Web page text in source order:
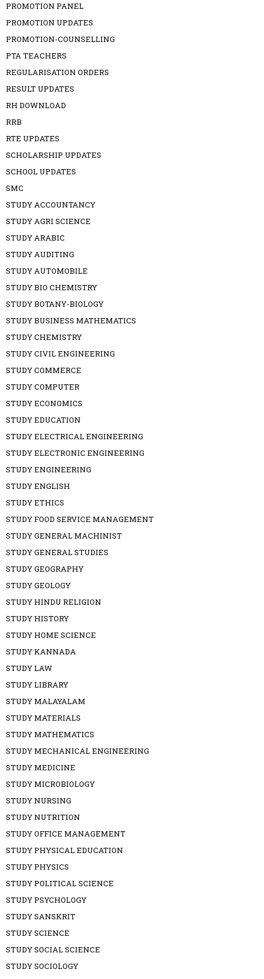
PROMOTION PANEL
PROMOTION UPDATES
PROMOTION-COUNSELLING
PTA TEACHERS
REGULARISATION ORDERS
RESULT UPDATES
RH DOWNLOAD
RRB
RTE UPDATES
SCHOLARSHIP UPDATES
SCHOOL UPDATES
SMC
STUDY ACCOUNTANCY
STUDY AGRI SCIENCE
STUDY ARABIC
STUDY AUDITING
STUDY AUTOMOBILE
STUDY BIO CHEMISTRY
STUDY BOTANY-BIOLOGY
STUDY BUSINESS MATHEMATICS
STUDY CHEMISTRY
STUDY CIVIL ENGINEERING
STUDY COMMERCE
STUDY COMPUTER
STUDY ECONOMICS
STUDY EDUCATION
STUDY ELECTRICAL ENGINEERING
STUDY ELECTRONIC ENGINEERING
STUDY ENGINEERING
STUDY ENGLISH
STUDY ETHICS
STUDY FOOD SERVICE MANAGEMENT
STUDY GENERAL MACHINIST
STUDY GENERAL STUDIES
STUDY GEOGRAPHY
STUDY GEOLOGY
STUDY HINDU RELIGION
STUDY HISTORY
STUDY HOME SCIENCE
STUDY KANNADA
STUDY LAW
STUDY LIBRARY
STUDY MALAYALAM
STUDY MATERIALS
STUDY MATHEMATICS
STUDY MECHANICAL ENGINEERING
STUDY MEDICINE
STUDY MICROBIOLOGY
STUDY NURSING
STUDY NUTRITION
STUDY OFFICE MANAGEMENT
STUDY PHYSICAL EDUCATION
STUDY PHYSICS
STUDY POLITICAL SCIENCE
STUDY PSYCHOLOGY
STUDY SANSKRIT
STUDY SCIENCE
STUDY SOCIAL SCIENCE
STUDY SOCIOLOGY